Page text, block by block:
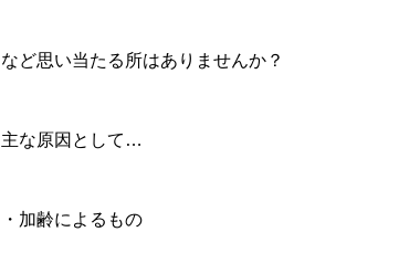
など思い当たる所はありませんか？
主な原因として…
・加齢によるもの